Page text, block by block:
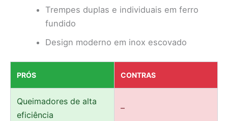
Trempes duplas e individuais em ferro
fundido
Design moderno em inox escovado
PRÓS CONTRAS
Queimadores de alta
eficiência
–